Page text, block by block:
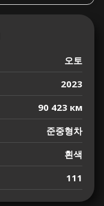
오토
2023
90 423 км
준중형차
흰색
111